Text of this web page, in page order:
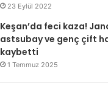
23 Eylül 2022
Keşan’da feci kaza!
astsubay ve genç çift
kaybetti
1 Temmuz 2025